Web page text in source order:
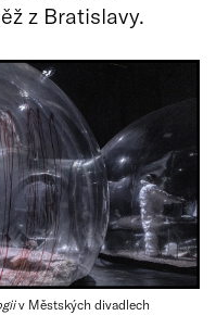
z Bratislavy.
v Městských divadlech